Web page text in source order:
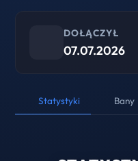
DOŁĄCZYŁ
07.07.2026
Statystyki Bany